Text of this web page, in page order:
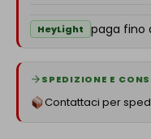
HeyLight paga fino
SPEDIZIONE E
Contattaci per